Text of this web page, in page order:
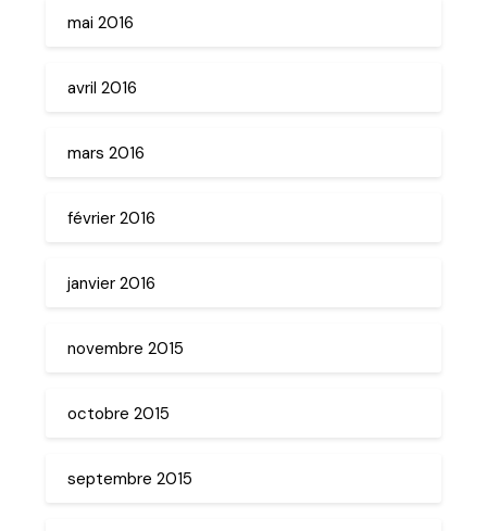
mai 2016
avril 2016
mars 2016
février 2016
janvier 2016
novembre 2015
octobre 2015
septembre 2015